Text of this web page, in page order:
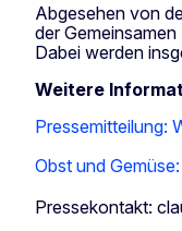
Abgesehen von
der
Dabei werden
Weitere
Pressemitteilung:
Obst und
Pressekontakt: